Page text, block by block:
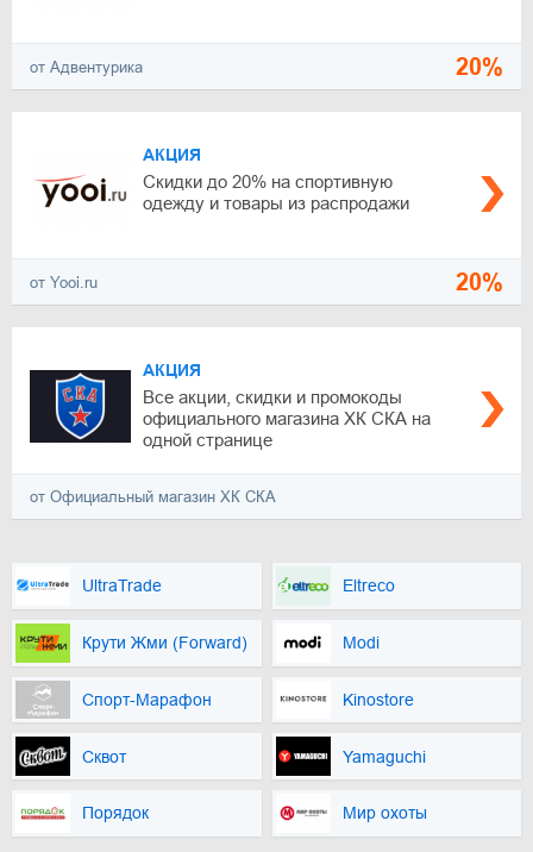
от Адвентурика 20%
АКЦИЯ
Скидки до 20% на спортивную
одежду и товары из распродажи
от Yooi.ru 20%
АКЦИЯ
Все акции, скидки и промокоды
официального магазина ХК СКА на
одной странице
от Официальный магазин ХК СКА
UltraTrade Eltreco
Крути Жми (Forward) Modi
Спорт-Марафон Kinostore
Сквот Yamaguchi
Порядок Мир охоты